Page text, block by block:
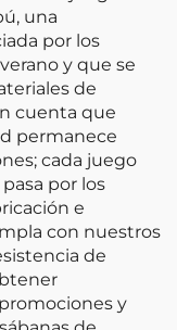
una
por los
y que se
de
cuenta que
permanece
cada juego
por los
e
con nuestros
de
y